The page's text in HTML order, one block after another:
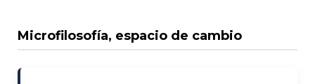
Microfilosofía, espacio de cambio